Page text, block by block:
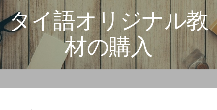
サービス
コンテンツ
講師紹介
料金
お申込流れ
タイ語オリジナル教
材の購入